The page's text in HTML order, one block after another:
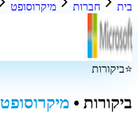
בית חברות מיקרוסופט
⭐ביקורות
ביקורות • מיקרוסופט